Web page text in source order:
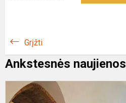
Grįžti
Ankstesnės naujienos